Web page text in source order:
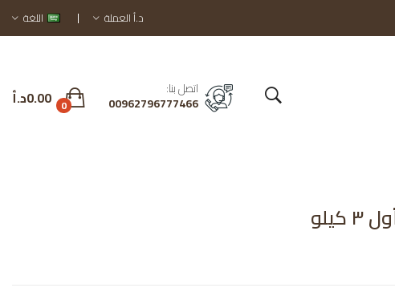
د.أالعملة اللغة
اتصل بنا:
00962796777466
0 0.00د.أ